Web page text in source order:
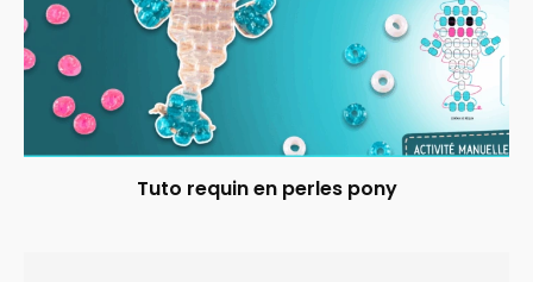
Tuto requin en perles pony